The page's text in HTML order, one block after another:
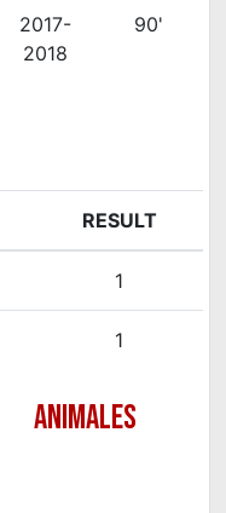
2017-
2018
90'
RESULT
1
1
ANIMALES